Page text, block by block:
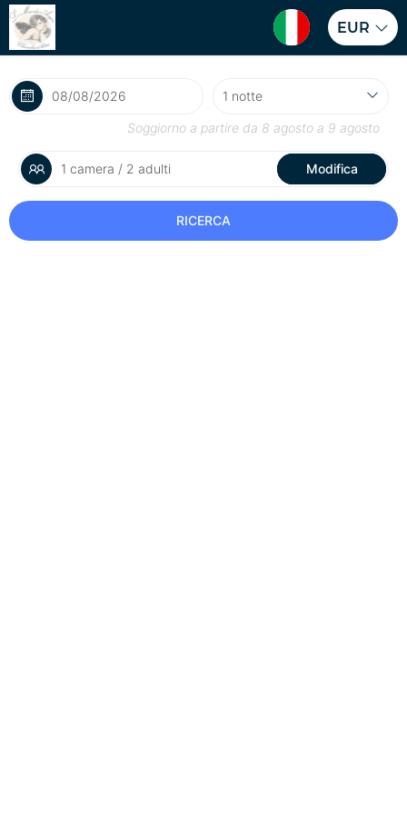
EUR
Soggiorno a partire da 8 agosto a 9 agosto
1 camera / 2 adulti Modifica